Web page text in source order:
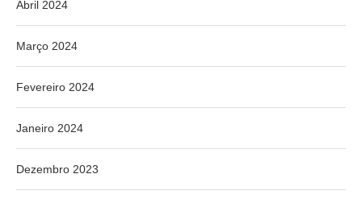
Abril 2024
Março 2024
Fevereiro 2024
Janeiro 2024
Dezembro 2023